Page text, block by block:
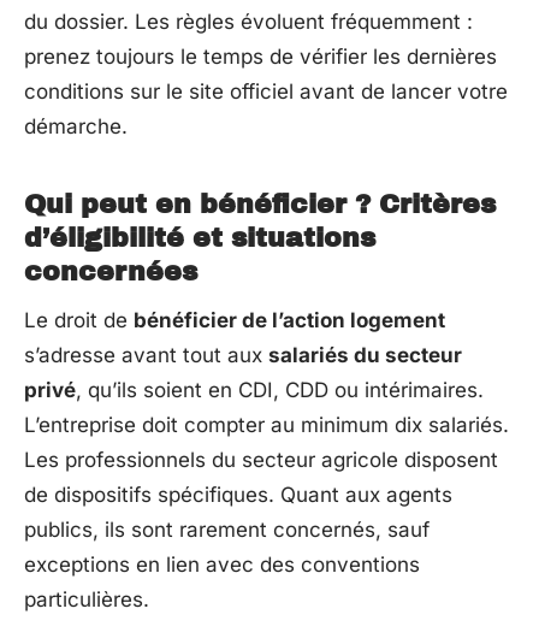
du dossier. Les règles évoluent fréquemment :
prenez toujours le temps de vérifier les dernières
conditions sur le site officiel avant de lancer votre
démarche.
Qui peut en bénéficier ? Critères
d’éligibilité et situations
concernées
Le droit de bénéficier de l’action logement
s’adresse avant tout aux salariés du secteur
privé, qu’ils soient en CDI, CDD ou intérimaires.
L’entreprise doit compter au minimum dix salariés.
Les professionnels du secteur agricole disposent
de dispositifs spécifiques. Quant aux agents
publics, ils sont rarement concernés, sauf
exceptions en lien avec des conventions
particulières.